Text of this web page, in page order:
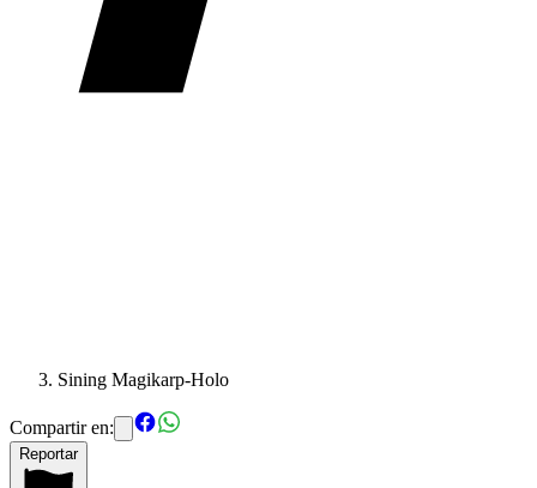
Sining Magikarp-Holo
Compartir en:
Reportar